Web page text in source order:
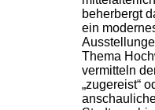
beherbergt
ein
Thema
vermitteln
„zugereist“